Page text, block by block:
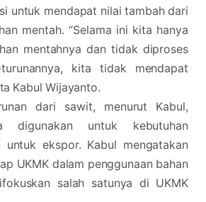
untuk mendapat nilai tambah dari
mentah. “Selama ini kita hanya
mentahnya dan tidak diproses
kita tidak mendapat
Kabul Wijayanto.
dari sawit, menurut Kabul,
digunakan untuk kebutuhan
untuk ekspor. Kabul mengatakan
UKMK dalam penggunaan bahan
salah satunya di UKMK